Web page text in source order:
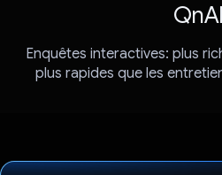
QnAI
Enquêtes interactives: plus
plus rapides que les